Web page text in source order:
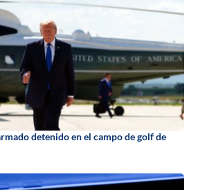
detenido en el campo de golf de